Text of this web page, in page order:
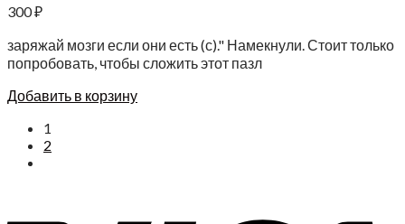
300₽
заряжай мозги если они есть (с)." Намекнули. Стоит только
попробовать, чтобы сложить этот пазл
Добавить в корзину
1
2